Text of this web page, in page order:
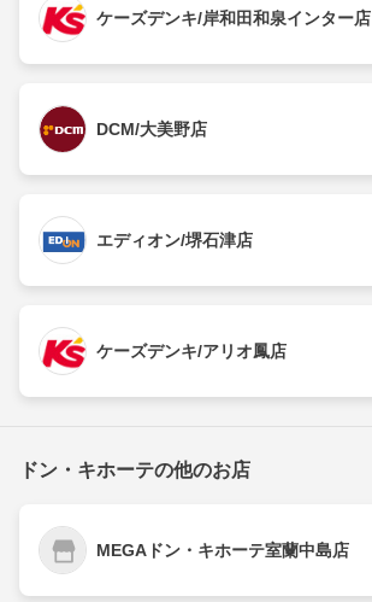
ケーズデンキ/岸和田和泉インター店
DCM/大美野店
エディオン/堺石津店
ケーズデンキ/アリオ鳳店
ドン・キホーテの他のお店
MEGAドン・キホーテ室蘭中島店